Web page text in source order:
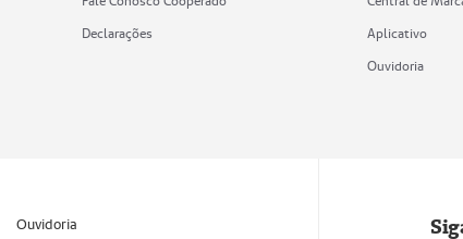
Declarações
Aplicativo
Ouvidoria
Ouvidoria